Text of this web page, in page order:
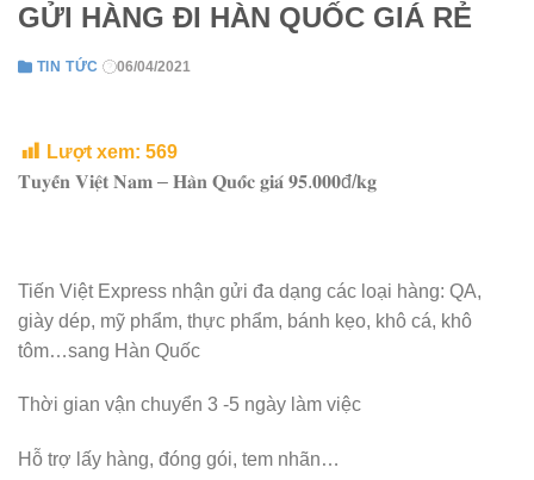
GỬI HÀNG ĐI HÀN QUỐC GIÁ RẺ
TIN TỨC 06/04/2021
Lượt xem: 569
𝐓𝐮𝐲𝐞̂́𝐧 𝐕𝐢𝐞̣̂𝐭 𝐍𝐚𝐦 – 𝐇𝐚̀𝐧 𝐐𝐮𝐨̂́𝐜 𝐠𝐢𝐚́ 𝟗𝟓.𝟎𝟎𝟎đ/𝐤𝐠
Tiến Việt Express nhận gửi đa dạng các loại hàng: QA,
giày dép, mỹ phẩm, thực phẩm, bánh kẹo, khô cá, khô
tôm…sang Hàn Quốc
Thời gian vận chuyển 3 -5 ngày làm việc
Hỗ trợ lấy hàng, đóng gói, tem nhãn…